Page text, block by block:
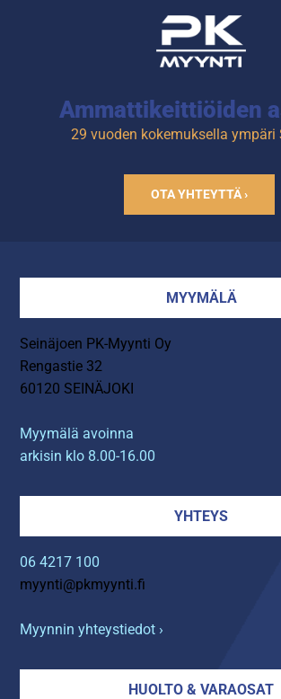
Ammattikeittiöiden
29 vuoden kokemuksella ympäri
OTA YHTEYTTÄ ›
MYYMÄLÄ
Seinäjoen PK-Myynti Oy
Rengastie 32
60120 SEINÄJOKI
Myymälä avoinna
arkisin klo 8.00-16.00
YHTEYS
06 4217 100
myynti@pkmyynti.fi
Myynnin yhteystiedot ›
HUOLTO & VARAOSAT